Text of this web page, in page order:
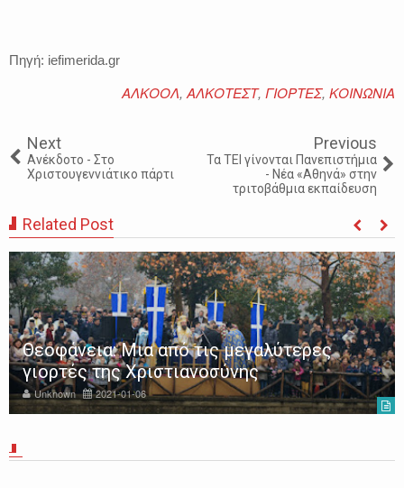
Πηγή: iefimerida.gr
ΑΛΚΟΟΛ, ΑΛΚΟΤΕΣΤ, ΓΙΟΡΤΕΣ, ΚΟΙΝΩΝΙΑ
Next
Ανέκδοτο - Στο
Χριστουγεννιάτικο πάρτι
Previous
Τα ΤΕΙ γίνονται Πανεπιστήμια
- Νέα «Αθηνά» στην
τριτοβάθμια εκπαίδευση
Related Post
Θεοφάνεια: Μια από τις μεγαλύτερες
γιορτές της Χριστιανοσύνης
Unknown 2021-01-06